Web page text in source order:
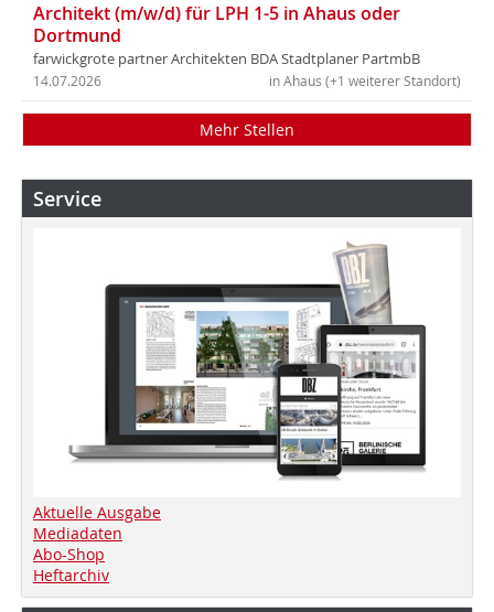
Architekt (m/w/d) für LPH 1-5 in Ahaus oder
Dortmund
farwickgrote partner Architekten BDA Stadtplaner PartmbB
in Ahaus (+1 weiterer Standort)
14.07.2026
Mehr Stellen
Service
Aktuelle Ausgabe
Mediadaten
Abo-Shop
Heftarchiv